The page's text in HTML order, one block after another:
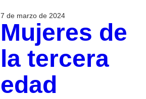
7 de marzo de 2024
Mujeres de
la tercera
edad